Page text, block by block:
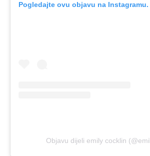
Pogledajte ovu objavu na Instagramu.
Objavu dijeli emily cocklin